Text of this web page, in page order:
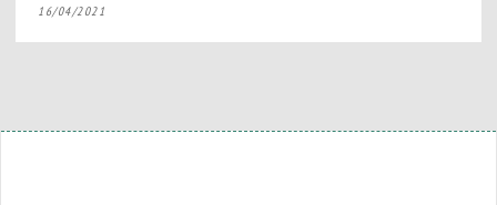
16/04/2021